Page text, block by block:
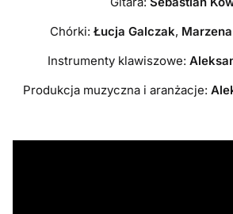
Chórki: Łucja Galczak,
Instrumenty klawiszowe:
Produkcja muzyczna i aranżacje: